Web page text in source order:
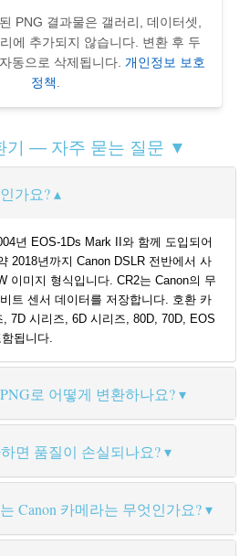
PNG 결과물은 갤러리, 데이터셋,
에 추가되지 않습니다. 변환 후 두
동으로 삭제됩니다. 개인정보 보호
정책.
기 — 자주 묻는 질문 ▼
가요?
년 EOS-1Ds Mark II와 함께 도입되어
2018년까지 Canon DSLR 전반에서 사
이미지 형식입니다. CR2는 Canon의 무
트 센서 데이터를 저장합니다. 호환 카
7D 시리즈, 6D 시리즈, 80D, 70D, EOS
됩니다.
로 어떻게 변환하나요?
면 품질이 손실되나요?
Canon 카메라는 무엇인가요?